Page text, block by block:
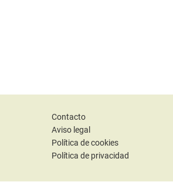
Contacto
Aviso legal
Política de cookies
Política de privacidad